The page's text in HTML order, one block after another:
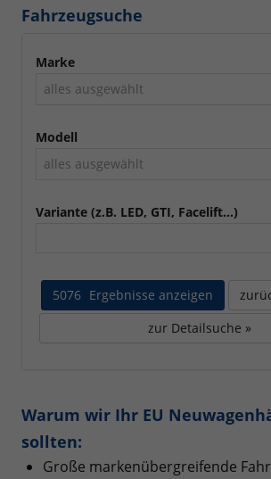
Fahrzeugsuche
Marke
alles ausgewählt
Modell
alles ausgewählt
Variante (z.B. LED, GTI, Facelift...)
5076 Ergebnisse anzeigen
zur Detailsuche »
Warum wir Ihr EU
sollten:
Große markenübergreifende